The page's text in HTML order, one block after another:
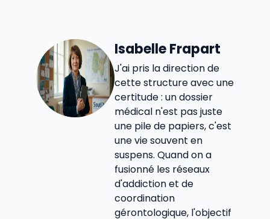
Isabelle Frapart
J'ai pris la direction de
cette structure avec une
certitude : un dossier
médical n'est pas juste
une pile de papiers, c'est
une vie souvent en
suspens. Quand on a
fusionné les réseaux
d'addiction et de
coordination
gérontologique, l'objectif